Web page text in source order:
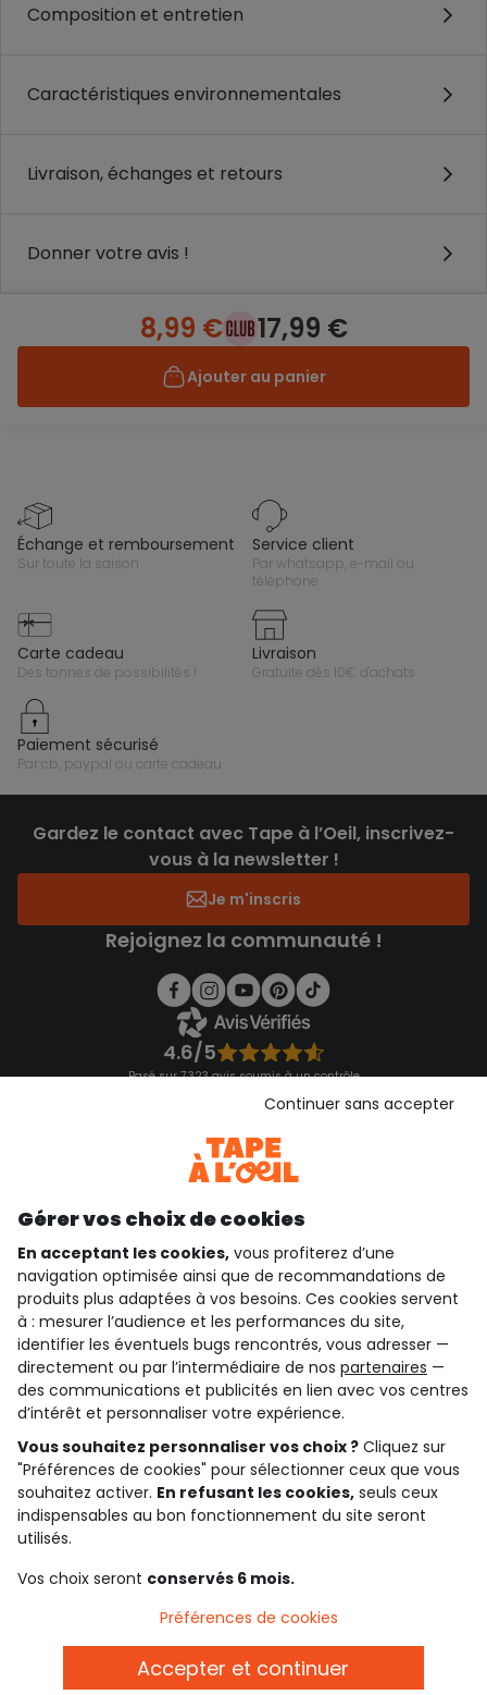
Composition et entretien
Caractéristiques environnementales
Livraison, échanges et retours
Donner votre avis !
8,99 € 17,99 €
Ajouter au panier
échange et remboursement
sur toute la saison
service client
par whatsapp, e-mail ou
téléphone
carte cadeau
des tonnes de possibilités !
livraison
gratuite dès 10€ d'achats
paiement sécurisé
par cb, paypal ou carte cadeau
Gardez le contact avec Tape à l’Oeil, inscrivez-
vous à la newsletter !
Je m'inscris
Rejoignez la communauté !
4.6/5
Basé sur 7 323 avis soumis à un contrôle
Consulter les CGU
qui sommes-nous ?
besoin d'aide ?
le club fidélité
notre catalogue
Conditions générales de ventes et d'utilisation
Conditions d’utilisation des réseaux sociaux
Politique de confidentialité
Cookies et données personnelles
Paramètres des cookies
Gérer vos choix de cookies
En acceptant les cookies, vous profiterez d’une
navigation optimisée ainsi que de recommandations de
produits plus adaptées à vos besoins. Ces cookies servent
à : mesurer l’audience et les performances du site,
identifier les éventuels bugs rencontrés, vous adresser —
directement ou par l’intermédiaire de nos partenaires —
des communications et publicités en lien avec vos centres
d’intérêt et personnaliser votre expérience.
Vous souhaitez personnaliser vos choix ? Cliquez sur
"Préférences de cookies" pour sélectionner ceux que vous
souhaitez activer. En refusant les cookies, seuls ceux
indispensables au bon fonctionnement du site seront
utilisés.
Vos choix seront conservés 6 mois.
Continuer sans accepter
Préférences de cookies
Accepter et continuer